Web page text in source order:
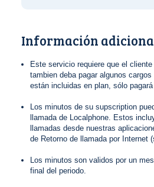
Información
Este servicio requiere que el
tambien deba pagar algunos
están incluidas en plan, sólo
Los minutos de su supscription
llamada de Localphone. Estos
llamadas desde nuestras
de Retorno de llamada por Internet
Los minutos son validos por un
final del periodo.